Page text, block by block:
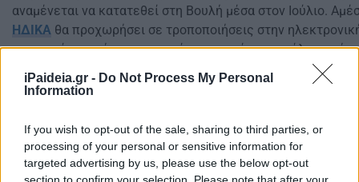
iPaideia.gr - Do Not Process My Personal
Information
If you wish to opt-out of the sale, sharing to third parties, or
processing of your personal or sensitive information for
targeted advertising by us, please use the below opt-out
αναμένεται να κατατεθεί στη Βουλή μέσα στον Ιούλιο.
ΗΔΙΚΑ θα προχωρήσει σε τροποποιήσεις στην
καταστεί εφικτή η ενεργοποίηση του νέου μοντέλου από
Διαβάστε ακόμη
Οι σημερινοί δικαιούχοι του επιδόματος στέγασης θα
κρίσιμες παραμέτρους: πρώτον, την υποχρέωση